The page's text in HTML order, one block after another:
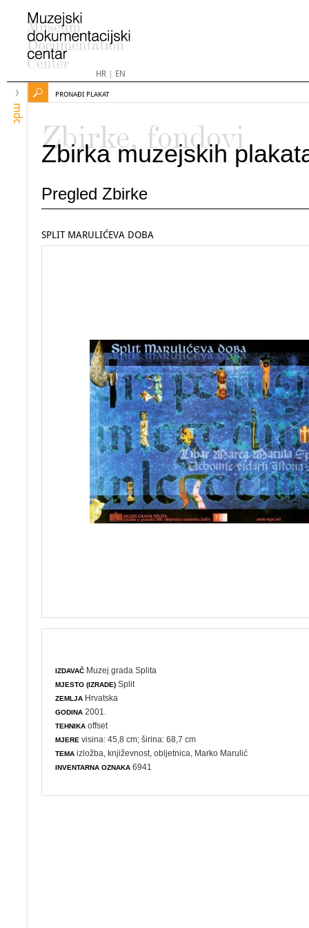
HR| EN
mdc
PRONAĐI PLAKAT
Zbirke, fondovi
Zbirka muzejskih
Pregled Zbirke
SPLIT MARULIĆEVA DOBA
IZDAVAČ Muzej grada Splita
MJESTO (IZRADE) Split
ZEMLJA Hrvatska
GODINA 2001.
TEHNIKA offset
MJERE visina: 45,8 cm; širina: 68,7 cm
TEMA izložba ,književnost ,obljetnica , Marko Marulić
INVENTARNA OZNAKA 6941